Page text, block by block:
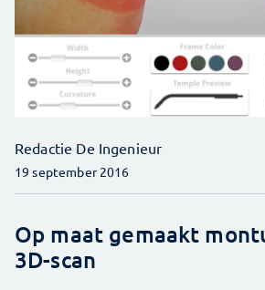
Redactie De Ingenieur
19 september 2016
Op maat gemaakt
3D-scan